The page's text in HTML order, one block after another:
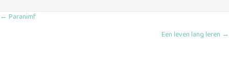
Posts
← Paranimf
Een leven lang leren →